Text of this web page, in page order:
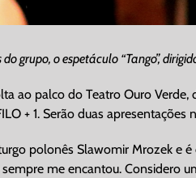
grupo, o espetáculo “Tango”,
ao palco do Teatro Ouro
+ 1. Serão duas
polonês Slawomir Mrozek e
me encantou. Considero